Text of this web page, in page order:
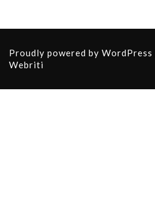
Proudly powered by WordPress
Webriti